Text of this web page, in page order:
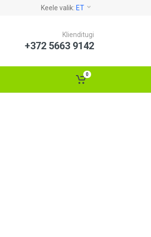
Keele valik: ET
Klienditugi
+372 5663 9142
0